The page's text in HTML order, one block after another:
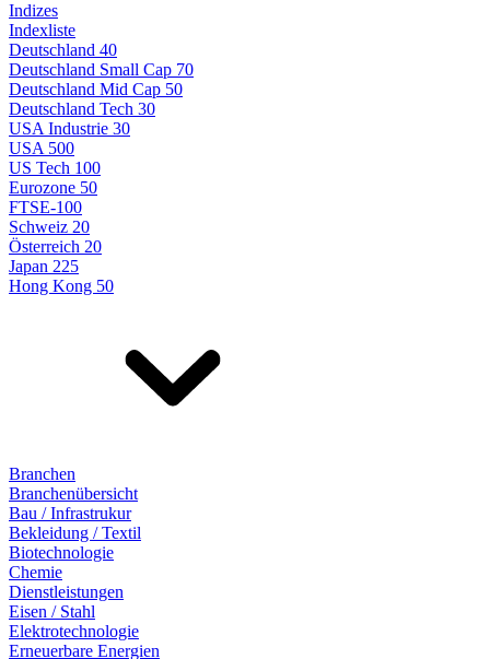
Indizes
Indexliste
Deutschland 40
Deutschland Small Cap 70
Deutschland Mid Cap 50
Deutschland Tech 30
USA Industrie 30
USA 500
US Tech 100
Eurozone 50
FTSE-100
Schweiz 20
Österreich 20
Japan 225
Hong Kong 50
Branchen
Branchenübersicht
Bau / Infrastrukur
Bekleidung / Textil
Biotechnologie
Chemie
Dienstleistungen
Eisen / Stahl
Elektrotechnologie
Erneuerbare Energien